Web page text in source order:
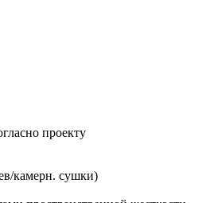
проекту
камерн. сушки)